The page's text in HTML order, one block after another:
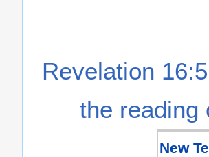
Revelation
the reading
New